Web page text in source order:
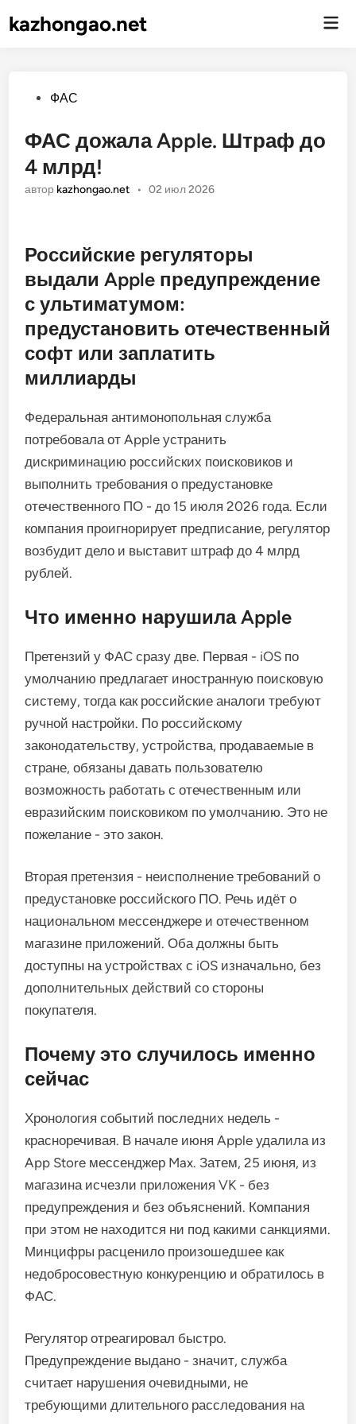
kazhongao.net
Опубликовано
ФАС
ФАС дожала Apple. Штраф до
4 млрд!
автор kazhongao.net • 02 июл 2026
Российские регуляторы
выдали Apple предупреждение
с ультиматумом:
предустановить отечественный
софт или заплатить
миллиарды
Федеральная антимонопольная служба
потребовала от Apple устранить
дискриминацию российских поисковиков и
выполнить требования о предустановке
отечественного ПО - до 15 июля 2026 года. Если
компания проигнорирует предписание, регулятор
возбудит дело и выставит штраф до 4 млрд
рублей.
Что именно нарушила Apple
Претензий у ФАС сразу две. Первая - iOS по
умолчанию предлагает иностранную поисковую
систему, тогда как российские аналоги требуют
ручной настройки. По российскому
законодательству, устройства, продаваемые в
стране, обязаны давать пользователю
возможность работать с отечественным или
евразийским поисковиком по умолчанию. Это не
пожелание - это закон.
Вторая претензия - неисполнение требований о
предустановке российского ПО. Речь идёт о
национальном мессенджере и отечественном
магазине приложений. Оба должны быть
доступны на устройствах с iOS изначально, без
дополнительных действий со стороны
покупателя.
Почему это случилось именно
сейчас
Хронология событий последних недель -
красноречивая. В начале июня Apple удалила из
App Store мессенджер Max. Затем, 25 июня, из
магазина исчезли приложения VK - без
предупреждения и без объяснений. Компания
при этом не находится ни под какими санкциями.
Минцифры расценило произошедшее как
недобросовестную конкуренцию и обратилось в
ФАС.
Регулятор отреагировал быстро.
Предупреждение выдано - значит, служба
считает нарушения очевидными, не
требующими длительного расследования на